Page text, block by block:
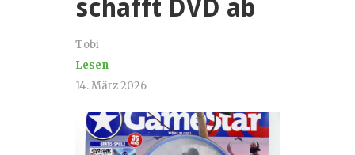
schafft DVD ab
Tobi
Lesen
14. März 2026